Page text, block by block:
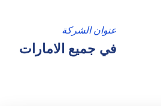
عنوان الشركة
في جميع الامارات